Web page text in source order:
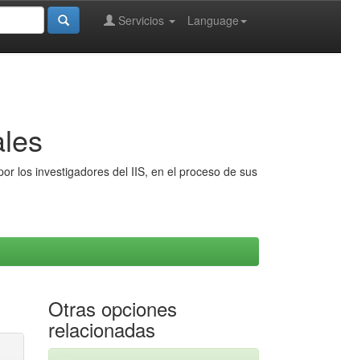
Language
Servicios
los investigadores del IIS, en el proceso de sus
Otras opciones
relacionadas